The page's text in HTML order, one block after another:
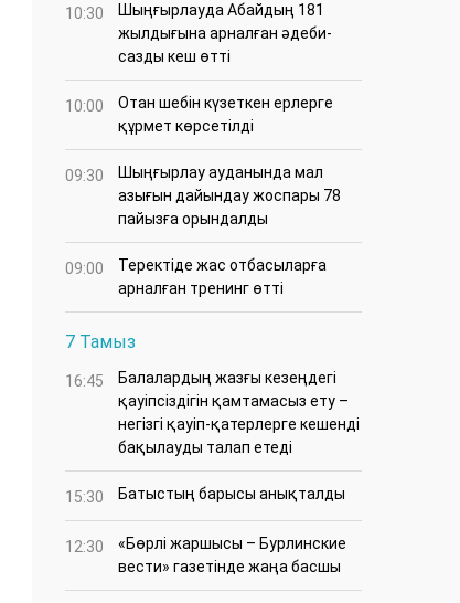
10:30
Шыңғырлауда Абайдың 181
жылдығына арналған әдеби-
сазды кеш өтті
10:00
Отан шебін күзеткен ерлерге
құрмет көрсетілді
09:30
​Шыңғырлау ауданында мал
азығын дайындау жоспары 78
пайызға орындалды
09:00
​Теректіде жас отбасыларға
арналған тренинг өтті
7 Тамыз
16:45
Балалардың жазғы кезеңдегі
қауіпсіздігін қамтамасыз ету –
негізгі қауіп-қатерлерге кешенді
бақылауды талап етеді
15:30 Батыстың барысы анықталды
12:30
«Бөрлі жаршысы – Бурлинские
вести» газетінде жаңа басшы